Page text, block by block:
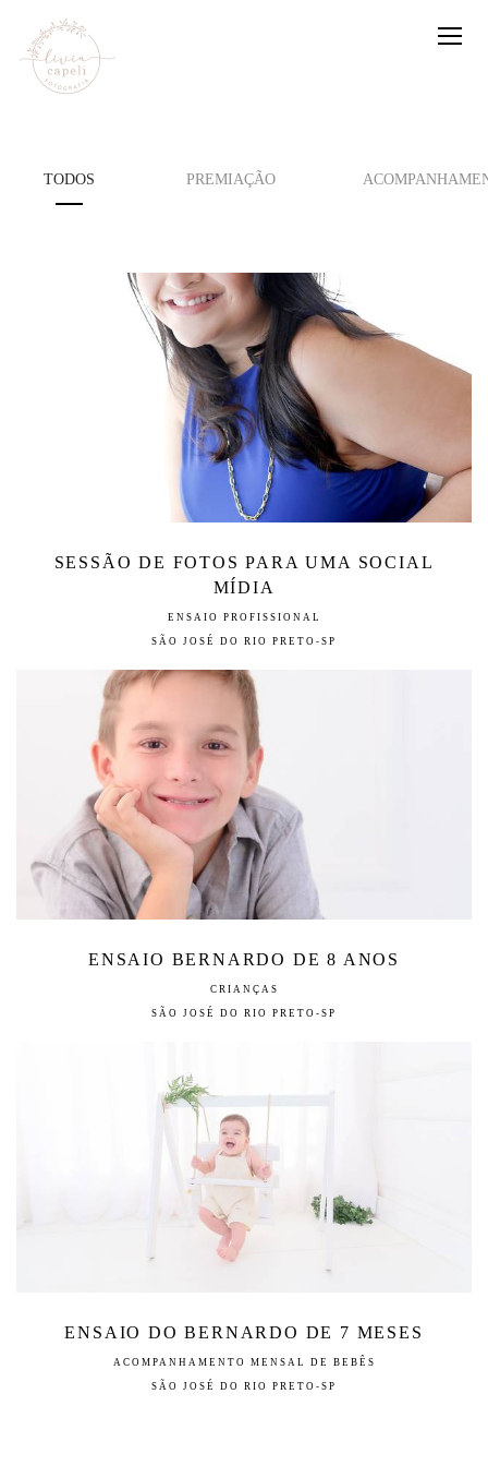
TODOS PREMIAÇÃO
SESSÃO DE FOTOS PARA UMA SOCIAL
MÍDIA
ENSAIO PROFISSIONAL
SÃO JOSÉ DO RIO PRETO-SP
ENSAIO BERNARDO DE 8 ANOS
CRIANÇAS
SÃO JOSÉ DO RIO PRETO-SP
ENSAIO DO BERNARDO DE 7 MESES
ACOMPANHAMENTO MENSAL DE BEBÊS
SÃO JOSÉ DO RIO PRETO-SP